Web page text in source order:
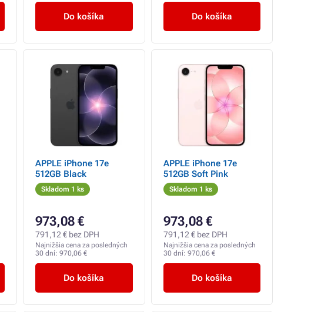
Do košíka Do košíka
APPLE iPhone 17e
512GB Black
Skladom 1 ks
973,08 €
791,12 € bez DPH
Najnižšia cena za posledných
30 dní: 970,06 €
Do košíka
APPLE iPhone 17e
512GB Soft Pink
Skladom 1 ks
973,08 €
791,12 € bez DPH
Najnižšia cena za posledných
30 dní: 970,06 €
Do košíka